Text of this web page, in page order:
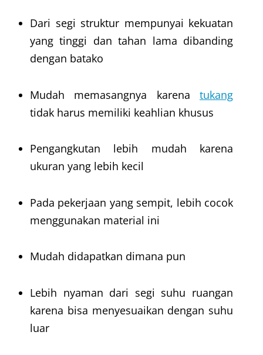
Dari segi struktur mempunyai kekuatan
yang tinggi dan tahan lama dibanding
dengan batako
Mudah memasangnya karena tukang
tidak harus memiliki keahlian khusus
Pengangkutan lebih mudah karena
ukuran yang lebih kecil
Pada pekerjaan yang sempit, lebih cocok
menggunakan material ini
Mudah didapatkan dimana pun
Lebih nyaman dari segi suhu ruangan
karena bisa menyesuaikan dengan suhu
luar